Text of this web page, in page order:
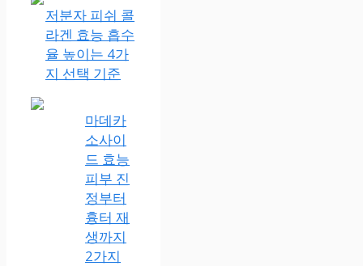
저분자 피쉬 콜
라겐 효능 흡수
율 높이는 4가
지 선택 기준
마데카
소사이
드 효능
피부 진
정부터
흉터 재
생까지
2가지